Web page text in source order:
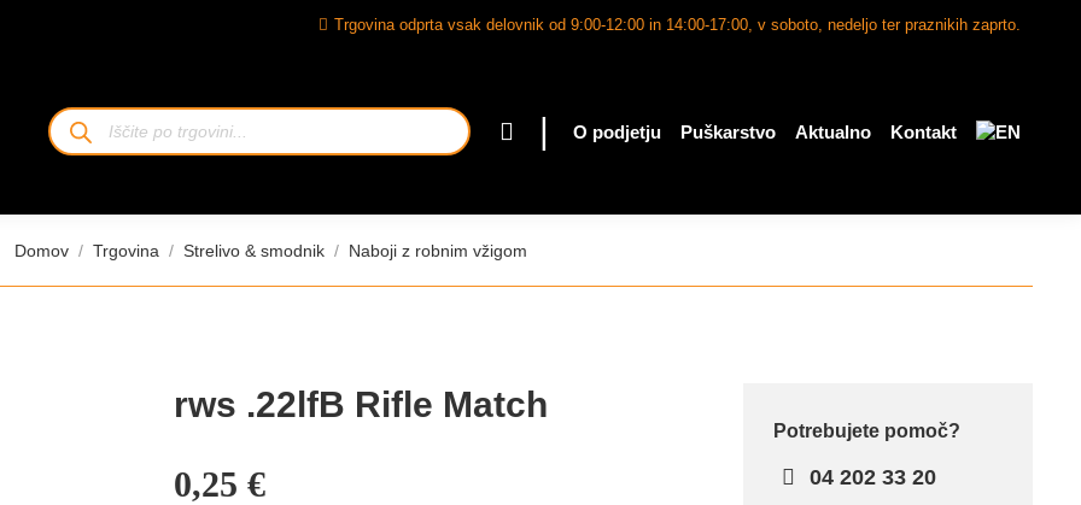
Trgovina odprta vsak delovnik od 9:00-12:00 in 14:00-17:00, v soboto, nedeljo ter praznikih zaprto.
Iskanje
izdelkov
| O podjetju Puškarstvo Aktualno Kontakt
Tukaj ste:
Domov Trgovina Strelivo & smodnik Naboji z robnim vžigom
rws .22lfB Rifle Match
0,25 €
Potrebujete pomoč?
04 202 33 20